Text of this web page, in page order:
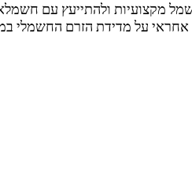
מקצועיות ולהתייעץ עם
על מדידת הזרם החשמלי